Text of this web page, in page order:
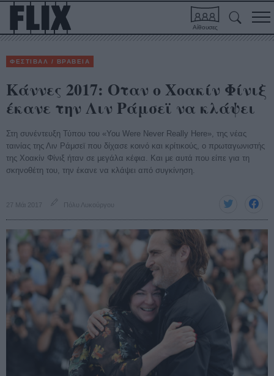
Αίθουσες
ΦΕΣΤΙΒΑΛ / ΒΡΑΒΕΙΑ
Κάννες 2017: Οταν ο Χοακίν Φίνιξ
έκανε την Λιν Ράμσεϊ να κλάψει
Στη συνέντευξη Τύπου του «You Were Never Really Here», της νέας
ταινίας της Λιν Ράμσεϊ που δίχασε κοινό και κρίτικούς, ο πρωταγωνιστής
της Χοακίν Φίνιξ ήταν σε μεγάλα κέφια. Και με αυτά που είπε για τη
σκηνοθέτη του, την έκανε να κλάψει από συγκίνηση.
27 Μάι 2017 Πόλυ Λυκούργου